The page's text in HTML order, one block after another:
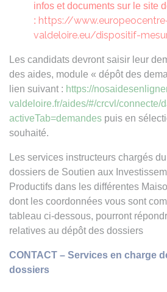
infos et documents sur le site
: https://
valdeloire.eu/dispositif-
Les candidats devront saisir leur
des aides, module « dépôt des
lien suivant : https://
valdeloire.fr/aides/#/crcvl/connecte/
activeTab=demandes puis en
souhaité.
Les services instructeurs chargés
dossiers de Soutien aux
Productifs dans les différentes
dont les coordonnées vous sont
tableau ci-dessous, pourront
relatives au dépôt des dossiers
CONTACT – Services en charge
dossiers